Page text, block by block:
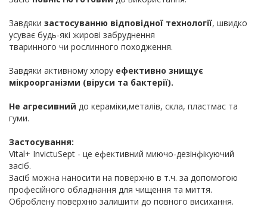
Завдяки застосуванню відповідної технології, швидко
усуває будь-які жирові забруднення
тваринного чи рослинного походження.
Завдяки активному хлору ефективно знищує
мікроорганізми (віруси та бактерії).
Не агресивний до кераміки,металів, скла, пластмас та
гуми.
Застосування:
Vital+ InvictuSept - це ефективний миючо-дезінфікуючий
засіб.
Засіб можна наносити на поверхню в т.ч. за допомогою
професійного обладнання для чищення та миття.
Оброблену поверхню залишити до повного висихання.